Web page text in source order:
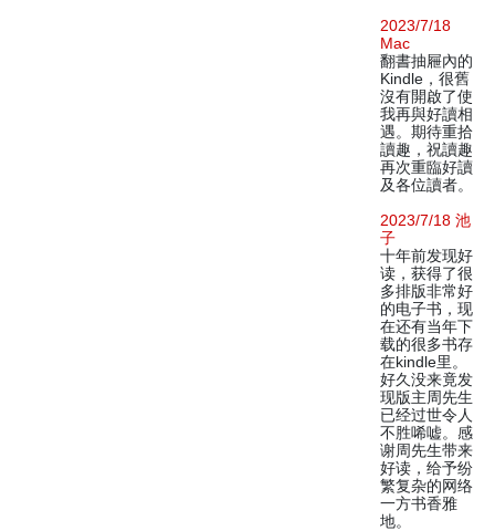
2023/7/18
Mac
翻書抽屜內的
Kindle，很舊
沒有開啟了使
我再與好讀相
遇。期待重拾
讀趣，祝讀趣
再次重臨好讀
及各位讀者。
2023/7/18 池
子
十年前发现好
读，获得了很
多排版非常好
的电子书，现
在还有当年下
载的很多书存
在kindle里。
好久没来竟发
现版主周先生
已经过世令人
不胜唏嘘。感
谢周先生带来
好读，给予纷
繁复杂的网络
一方书香雅
地。